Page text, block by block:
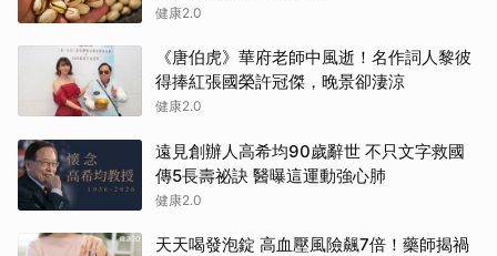
健康2.0
《唐伯虎》華府老師中風逝！名作詞人黎彼
得捧紅張國榮許冠傑，晚景卻淒涼
健康2.0
遠見創辦人高希均90歲辭世 不只文字救國
傳5長壽祕訣 醫曝這運動強心肺
健康2.0
天天喝發泡錠 高血壓風險飆7倍！藥師揭禍